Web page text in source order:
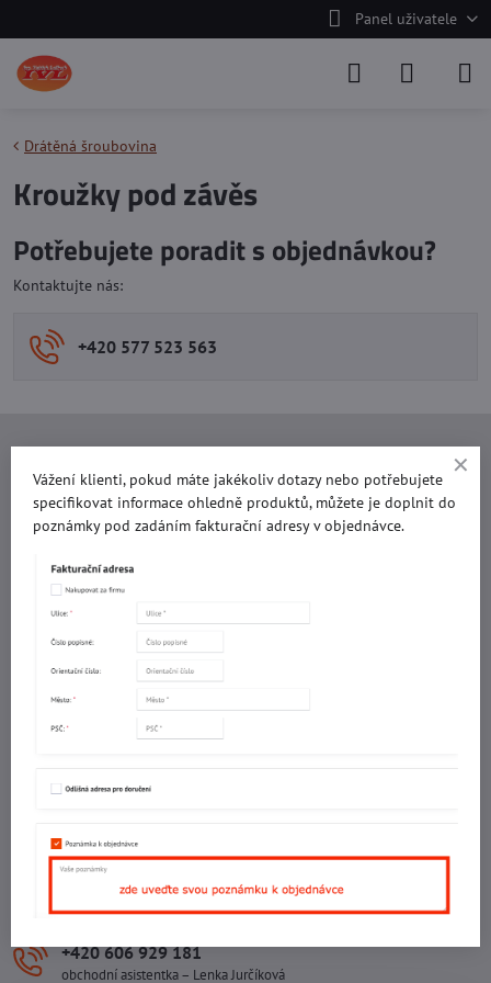
Panel uživatele
Drátěná šroubovina
Kroužky pod závěs
Potřebujete poradit s objednávkou?
Kontaktujte nás:
+420 577 523 563
IČO: 60560908
DIČ: CZ5602130809
IČO: 29007356
Sídlo provozovny
Malotova 5264
Areál Svit Zlín
113. budova
760 01 ZLÍN
+420 602 781 706
Ing. Vojtěch Lečbych – ředitel
+420 606 929 181
obchodní asistentka – Lenka Jurčíková
Vážení klienti, pokud máte jakékoliv dotazy nebo potřebujete
specifikovat informace ohledně produktů, můžete je doplnit do
poznámky pod zadáním fakturační adresy v objednávce.